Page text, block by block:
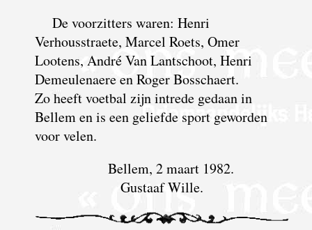
De voorzitters waren: Henri
Verhousstraete, Marcel Roets, Omer
Lootens, André Van Lantschoot, Henri
Demeulenaere en Roger Bosschaert.
Zo heeft voetbal zijn intrede gedaan in
Bellem en is een geliefde sport geworden
voor velen.
Bellem, 2 maart 1982.
Gustaaf Wille.